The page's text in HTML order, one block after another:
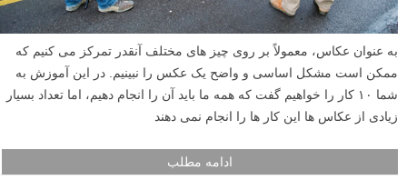
به عنوان عکاس، معمولاً بر روی چیز های مختلف آنقدر تمرکز می کنیم که
ممکن است مشکل اساسی و واضح یک عکس را نبینیم. در این آموزش به
شما ۱۰ کار را خواهیم گفت که همه ما باید آن را انجام دهیم، اما تعداد بسیار
زیادی از عکاس ها این کار ها را انجام نمی دهند
ادامه مطلب